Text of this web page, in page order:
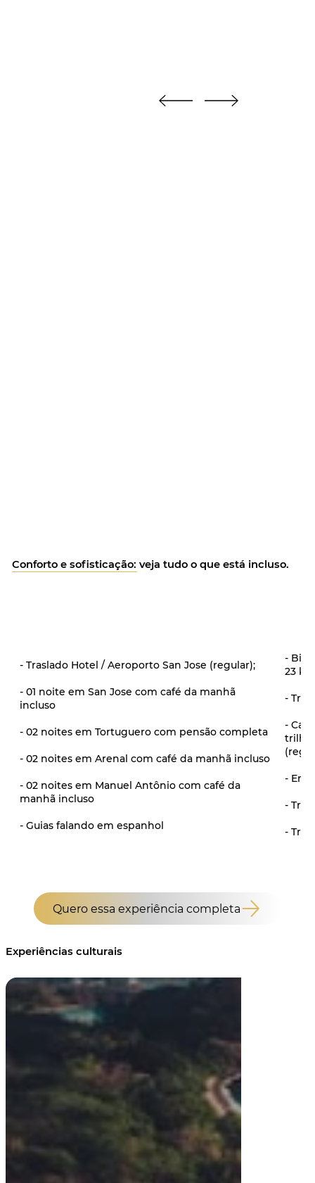
Conforto e sofisticação: veja tudo o que está incluso.
- Traslado Hotel / Aeroporto San Jose (regular);
- 01 noite em San Jose com café da manhã
incluso
- 02 noites em Tortuguero com pensão completa
- 02 noites em Arenal com café da manhã incluso
- 02 noites em Manuel Antônio com café da
manhã incluso
- Guias falando em espanhol
-
23
-
-
-
-
-
Quero essa experiência completa
Experiências culturais